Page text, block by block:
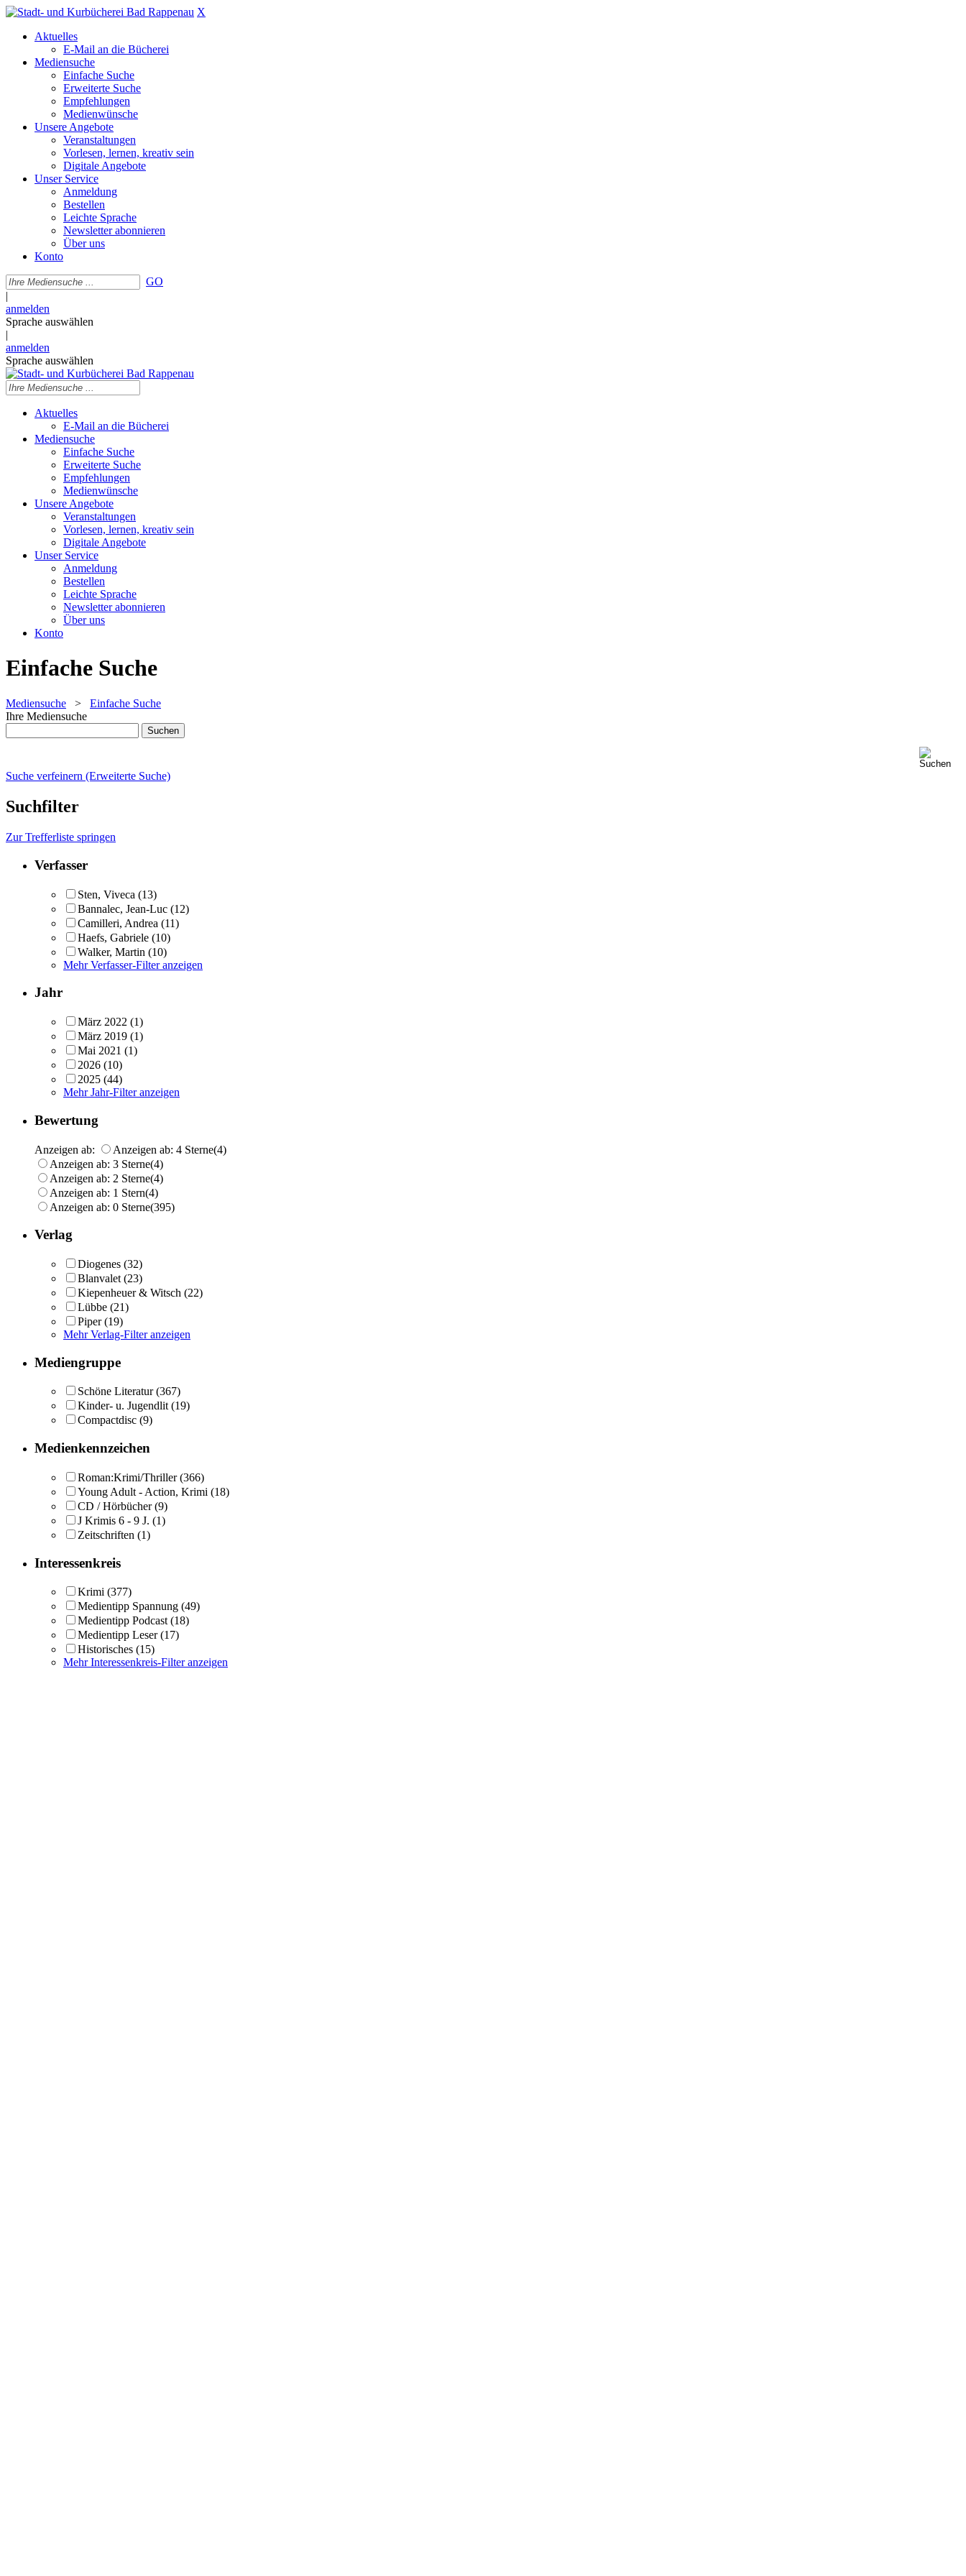
X
Aktuelles
E-Mail an die Bücherei
Mediensuche
Einfache Suche
Erweiterte Suche
Empfehlungen
Medienwünsche
Unsere Angebote
Veranstaltungen
Vorlesen, lernen, kreativ sein
Digitale Angebote
Unser Service
Anmeldung
Bestellen
Leichte Sprache
Newsletter abonnieren
Über uns
Konto
GO
|
anmelden
Sprache auswählen
|
anmelden
Sprache auswählen
Aktuelles
E-Mail an die Bücherei
Mediensuche
Einfache Suche
Erweiterte Suche
Empfehlungen
Medienwünsche
Unsere Angebote
Veranstaltungen
Vorlesen, lernen, kreativ sein
Digitale Angebote
Unser Service
Anmeldung
Bestellen
Leichte Sprache
Newsletter abonnieren
Über uns
Konto
Einfache Suche
Mediensuche > Einfache Suche
Ihre Mediensuche
Suche verfeinern (Erweiterte Suche)
Suchfilter
Zur Trefferliste springen
Verfasser
Sten, Viveca (13)
Bannalec, Jean-Luc (12)
Camilleri, Andrea (11)
Haefs, Gabriele (10)
Walker, Martin (10)
Mehr Verfasser-Filter anzeigen
Jahr
März 2022 (1)
März 2019 (1)
Mai 2021 (1)
2026 (10)
2025 (44)
Mehr Jahr-Filter anzeigen
Bewertung
Anzeigen ab: Anzeigen ab: 4 Sterne(4)
Anzeigen ab: 3 Sterne(4)
Anzeigen ab: 2 Sterne(4)
Anzeigen ab: 1 Stern(4)
Anzeigen ab: 0 Sterne(395)
Verlag
Diogenes (32)
Blanvalet (23)
Kiepenheuer & Witsch (22)
Lübbe (21)
Piper (19)
Mehr Verlag-Filter anzeigen
Mediengruppe
Schöne Literatur (367)
Kinder- u. Jugendlit (19)
Compactdisc (9)
Medienkennzeichen
Roman:Krimi/Thriller (366)
Young Adult - Action, Krimi (18)
CD / Hörbücher (9)
J Krimis 6 - 9 J. (1)
Zeitschriften (1)
Interessenkreis
Krimi (377)
Medientipp Spannung (49)
Medientipp Podcast (18)
Medientipp Leser (17)
Historisches (15)
Mehr Interessenkreis-Filter anzeigen